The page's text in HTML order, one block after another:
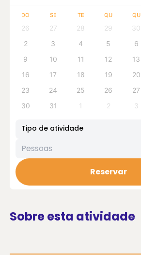
DO SE TE QU QU
26 27 28 29 30
2
3 4 5 6
9
10 11 12 13
16
17 18 19 20
23
24 25 26 27
30
31 1 2 3
Tipo de atividade
Reservar
Sobre esta atividade